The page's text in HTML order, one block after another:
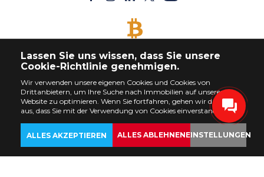
ZURÜCK IMMOBILIEN ANPASSEN
Kaufen Sie jede Immobilie mit Bitcoin-Zahlung
Lassen Sie uns wissen, dass Sie unsere
Cookie-Richtlinie genehmigen.
Wir verwenden unsere eigenen Cookies und Cookies von
Drittanbietern, um Ihre Suche nach Immobilien auf unserer
Website zu optimieren. Wenn Sie fortfahren, gehen wir davon
aus, dass Sie mit der Verwendung von Cookies einverstanden sind.
ALLES AKZEPTIEREN ALLES ABLEHNENEINSTELLUNGEN